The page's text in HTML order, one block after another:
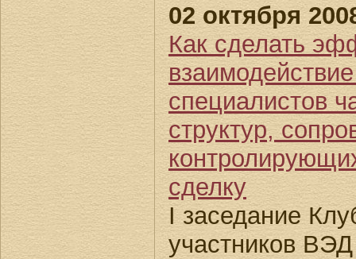
02 октября
Как сделать
специалистов
структур,
сделку
I заседание
участников ВЭД